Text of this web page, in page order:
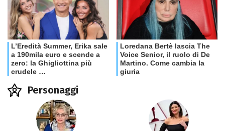
Personaggi